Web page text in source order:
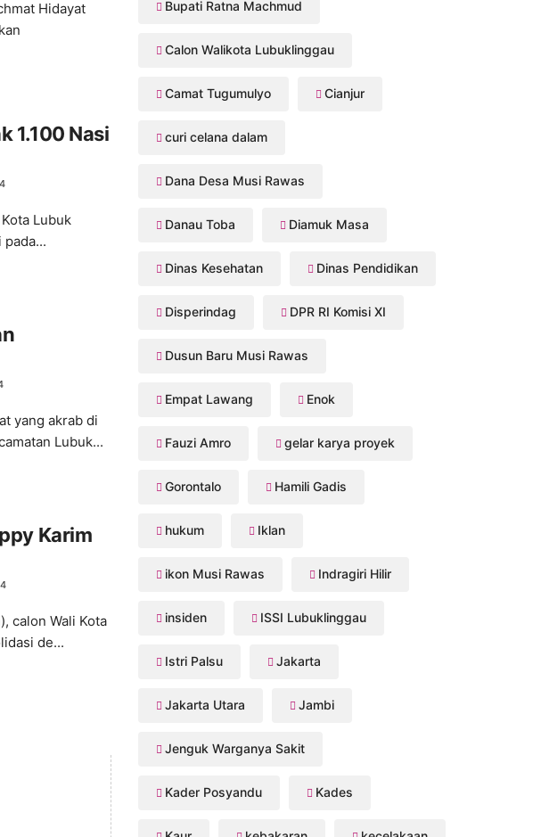
Hidayat
1.100 Nasi
Lubuk
yang akrab di
Lubuk...
Karim
calon Wali Kota
de...
Bupati Ratna Machmud
Calon Walikota Lubuklinggau
Camat Tugumulyo Cianjur
curi celana dalam
Dana Desa Musi Rawas
Danau Toba Diamuk Masa
Dinas Kesehatan Dinas Pendidikan
Disperindag DPR RI Komisi XI
Dusun Baru Musi Rawas
Empat Lawang Enok
Fauzi Amro gelar karya proyek
Gorontalo Hamili Gadis
hukum Iklan
ikon Musi Rawas Indragiri Hilir
insiden ISSI Lubuklinggau
Istri Palsu Jakarta
Jakarta Utara Jambi
Jenguk Warganya Sakit
Kader Posyandu Kades